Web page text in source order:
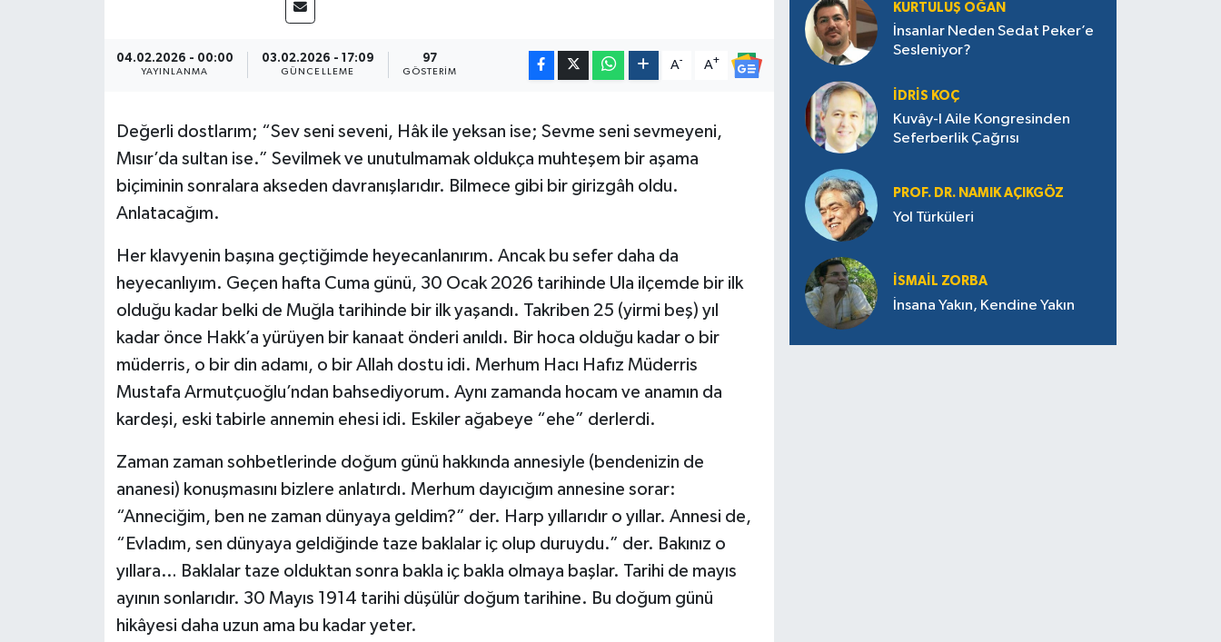
04.02.2026 - 00:00
YAYINLANMA
03.02.2026 - 17:09
GÜNCELLEME
97
GÖSTERIM
A- A+
Değerli dostlarım; “Sev seni seveni, Hâk ile yeksan ise; Sevme seni sevmeyeni,
Mısır’da sultan ise.” Sevilmek ve unutulmamak oldukça muhteşem bir aşama
biçiminin sonralara akseden davranışlarıdır. Bilmece gibi bir girizgâh oldu.
Anlatacağım.
Her klavyenin başına geçtiğimde heyecanlanırım. Ancak bu sefer daha da
heyecanlıyım. Geçen hafta Cuma günü, 30 Ocak 2026 tarihinde Ula ilçemde bir ilk
olduğu kadar belki de Muğla tarihinde bir ilk yaşandı. Takriben 25 (yirmi beş) yıl
kadar önce Hakk’a yürüyen bir kanaat önderi anıldı. Bir hoca olduğu kadar o bir
müderris, o bir din adamı, o bir Allah dostu idi. Merhum Hacı Hafız Müderris
Mustafa Armutçuoğlu’ndan bahsediyorum. Aynı zamanda hocam ve anamın da
kardeşi, eski tabirle annemin ehesi idi. Eskiler ağabeye “ehe” derlerdi.
Zaman zaman sohbetlerinde doğum günü hakkında annesiyle (bendenizin de
ananesi) konuşmasını bizlere anlatırdı. Merhum dayıcığım annesine sorar:
“Anneciğim, ben ne zaman dünyaya geldim?” der. Harp yıllarıdır o yıllar. Annesi de,
“Evladım, sen dünyaya geldiğinde taze baklalar iç olup duruydu.” der. Bakınız o
yıllara… Baklalar taze olduktan sonra bakla iç bakla olmaya başlar. Tarihi de mayıs
ayının sonlarıdır. 30 Mayıs 1914 tarihi düşülür doğum tarihine. Bu doğum günü
hikâyesi daha uzun ama bu kadar yeter.
KURTULUŞ OĞAN
İnsanlar Neden Sedat Peker’e
Sesleniyor?
İDRIS KOÇ
Kuvây-I Aile Kongresinden
Seferberlik Çağrısı
PROF. DR. NAMIK AÇIKGÖZ
Yol Türküleri
İSMAIL ZORBA
İnsana Yakın, Kendine Yakın